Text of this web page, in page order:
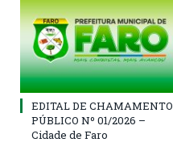
EDITAL DE CHAMAMENTO
PÚBLICO Nº 01/2026 –
Cidade de Faro